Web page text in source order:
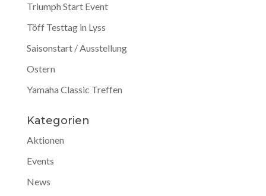
Triumph Start Event
Töff Testtag in Lyss
Saisonstart / Ausstellung
Ostern
Yamaha Classic Treffen
Kategorien
Aktionen
Events
News